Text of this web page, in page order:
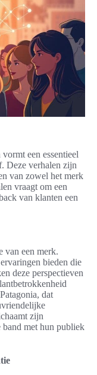
een essentieel
Deze verhalen zijn
van zowel het merk
vraagt om een
van klanten een
van een merk.
bieden die
deze perspectieven
dat
zijn
band met hun publiek